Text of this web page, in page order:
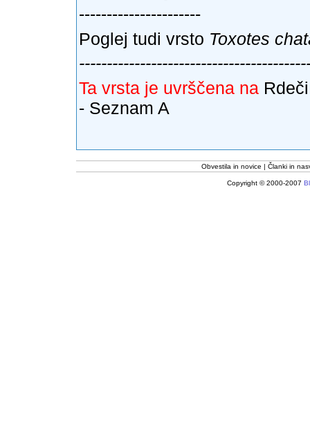
----------------------
Poglej tudi vrsto Toxotes
Ta vrsta je uvrščena na
- Seznam A
Obvestila in novice Članki in
Copyright © 2000-2007